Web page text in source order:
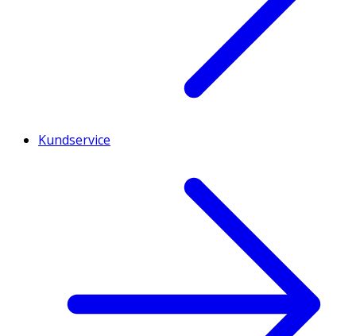
Kundservice